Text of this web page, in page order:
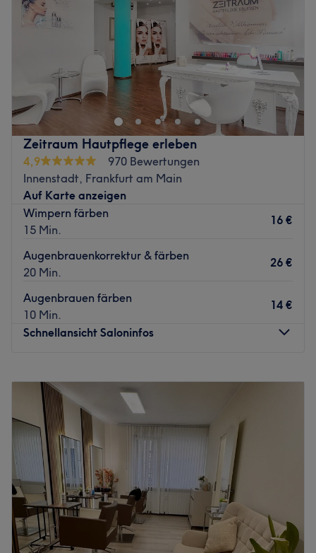
Zeitraum Hautpflege erleben
4,9
970 Bewertungen
Innenstadt, Frankfurt am Main
Auf Karte anzeigen
Wimpern färben
15 Min.
16 €
Augenbrauenkorrektur & färben
20 Min.
26 €
Augenbrauen färben
10 Min.
14 €
Schnellansicht Saloninfos
Dienstag
Mittwoch
Donnerstag
10:00–
Freitag
10:00 –
Samstag
10:00
Sonntag
Geschlossen
Ob Pflege oder im Kampf gegen Zeichen der Zeit – im
Kosmetikstudio Zeitraum Hautpflege erleben in Frankfurt
am Main ist man an der richtigen Adresse. Wieso? Das